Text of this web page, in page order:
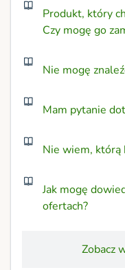
Produkt, który
Czy mogę go
Nie mogę
Mam pytanie
Nie wiem, którą
Jak mogę
ofertach?
Zobacz